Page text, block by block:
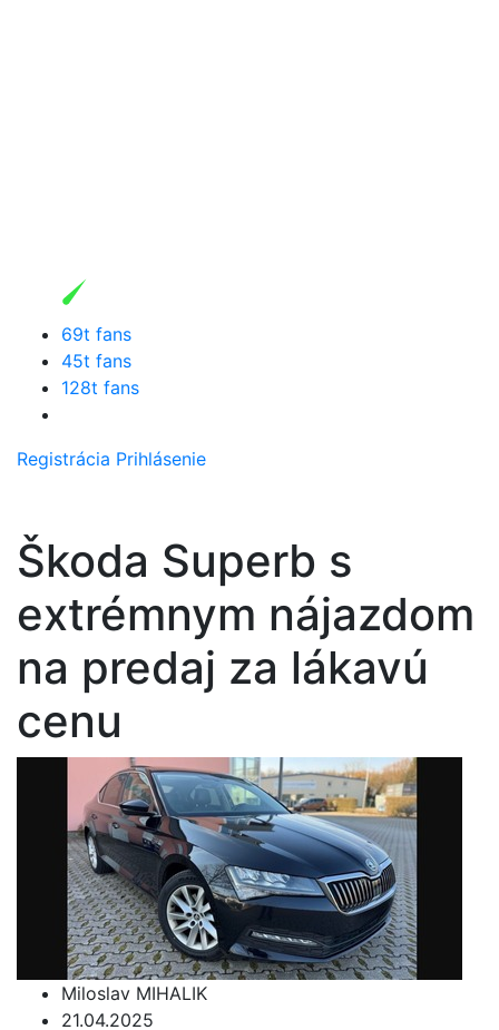
69t fans
45t fans
128t fans
Registrácia Prihlásenie
Škoda Superb s
extrémnym nájazdom
na predaj za lákavú
cenu
Miloslav MIHALIK
21.04.2025